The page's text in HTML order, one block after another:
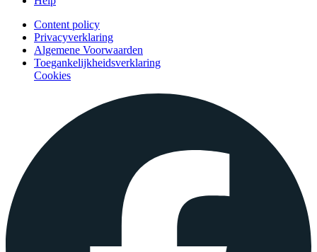
Content policy
Privacyverklaring
Algemene Voorwaarden
Toegankelijkheidsverklaring
Cookies